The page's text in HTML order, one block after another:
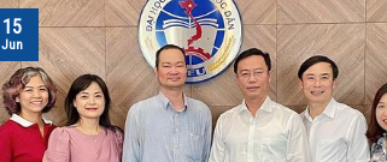
15
Jun